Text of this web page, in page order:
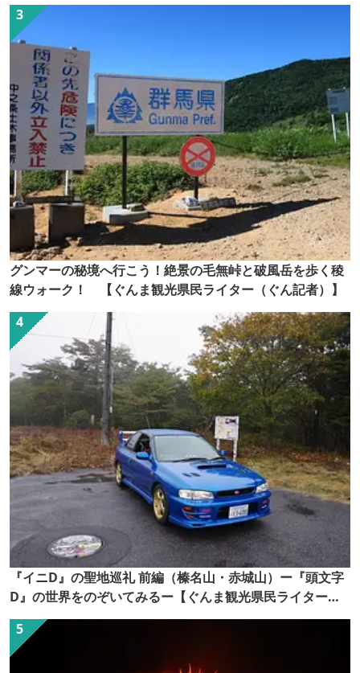
グンマーの秘境へ行こう！絶景の毛無峠と破風岳を歩く稜
線ウォーク！ 【ぐんま観光県民ライター（ぐん記者）】
『イニD』の聖地巡礼 前編（榛名山・赤城山）ー『頭文字
D』の世界をのぞいてみるー【ぐんま観光県民ライター
（ぐん記者）】